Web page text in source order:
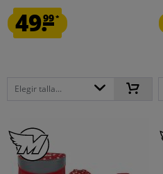
49.99*
Elegir talla...